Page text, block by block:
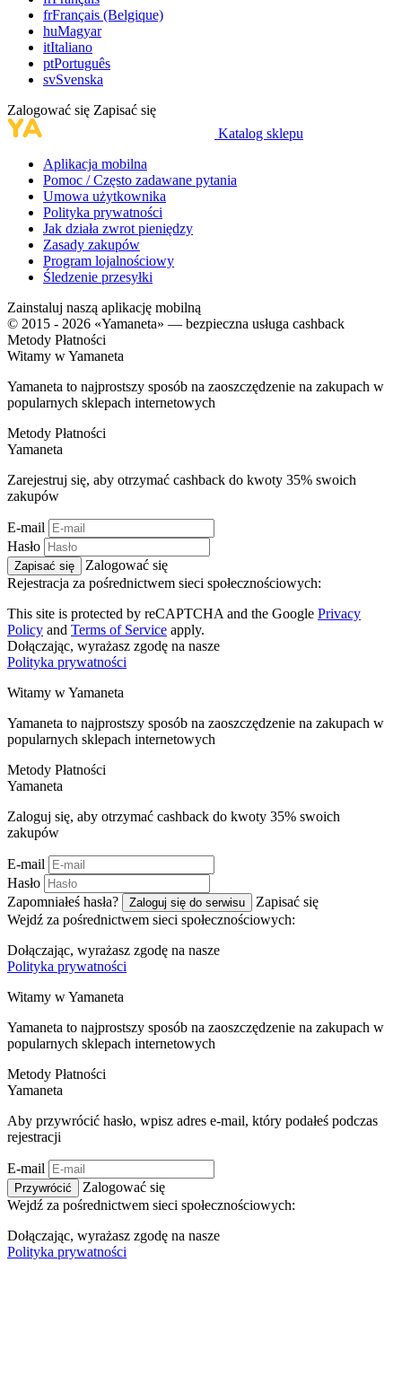
frFrançais (Belgique)
huMagyar
itItaliano
ptPortuguês
svSvenska
Zalogować się Zapisać się
Katalog sklepu
Aplikacja mobilna
Pomoc / Często zadawane pytania
Umowa użytkownika
Polityka prywatności
Jak działa zwrot pieniędzy
Zasady zakupów
Program lojalnościowy
Śledzenie przesyłki
Zainstaluj naszą aplikację mobilną
© 2015 - 2026 «Yamaneta» — bezpieczna usługa cashback
Metody Płatności
Witamy wYamaneta
Yamaneta to najprostszy sposób na zaoszczędzenie na zakupach w
popularnych sklepach internetowych
Metody Płatności
Yamaneta
Zarejestruj się, aby otrzymać cashback do kwoty 35% swoich
zakupów
E-mail
Hasło
Zapisać się
Zalogować się
Rejestracja za pośrednictwem sieci społecznościowych:
This site is protected by reCAPTCHA and the Google Privacy
Policy and Terms of Service apply.
Dołączając, wyrażasz zgodę na nasze
Polityka prywatności
Witamy wYamaneta
Yamaneta to najprostszy sposób na zaoszczędzenie na zakupach w
popularnych sklepach internetowych
Metody Płatności
Yamaneta
Zaloguj się, aby otrzymać cashback do kwoty 35% swoich
zakupów
E-mail
Hasło
Zapomniałeś hasła?
Zaloguj się do serwisu
Zapisać się
Wejdź za pośrednictwem sieci społecznościowych:
Dołączając, wyrażasz zgodę na nasze
Polityka prywatności
Witamy wYamaneta
Yamaneta to najprostszy sposób na zaoszczędzenie na zakupach w
popularnych sklepach internetowych
Metody Płatności
Yamaneta
Aby przywrócić hasło, wpisz adres e-mail, który podałeś podczas
rejestracji
E-mail
Przywrócić
Zalogować się
Wejdź za pośrednictwem sieci społecznościowych:
Dołączając, wyrażasz zgodę na nasze
Polityka prywatności